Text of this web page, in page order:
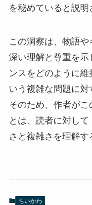
を秘めていると説明
この洞察は、物語
深い理解と尊重を示
ンスをどのように
いう複雑な問題に対
そのため、作者がこ
とは、読者に対し
さと複雑さを理解す
ちいかわ